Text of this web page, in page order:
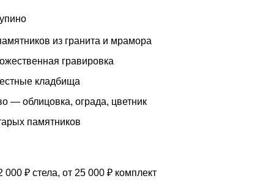
из гранита и мрамора
гравировка
кладбища
— облицовка, ограда, цветник
памятников
₽ стела, от 25 000 ₽ комплект